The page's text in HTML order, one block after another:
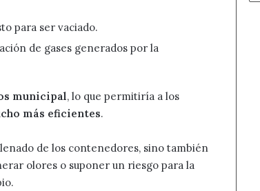
para ser vaciado.
de gases generados por la
municipal, lo que permitiría a los
más eficientes.
de los contenedores, sino también
olores o suponer un riesgo para la